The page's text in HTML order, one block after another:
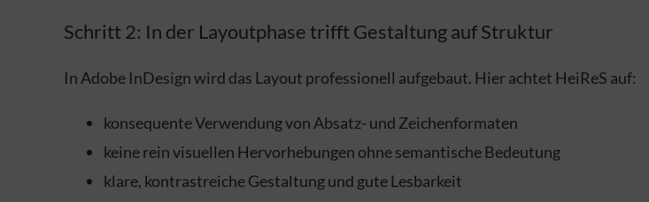
Schritt 2: In der Layoutphase trifft Gestaltung auf Struktur
In Adobe InDesign wird das Layout professionell aufgebaut. Hier achtet HeiReS auf:
konsequente Verwendung von Absatz- und Zeichenformaten
keine rein visuellen Hervorhebungen ohne semantische Bedeutung
klare, kontrastreiche Gestaltung und gute Lesbarkeit